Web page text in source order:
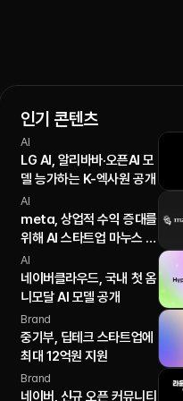
인기 콘텐츠
AI
LG AI, 알리바바·오픈AI 모
델 능가하는 K-엑사원 공개
AI
meta, 상업적 수익 증대를
위해 AI 스타트업 마누스 인
수
AI
네이버클라우드, 국내 첫 옴
니모달 AI 모델 공개
Brand
중기부, 딥테크 스타트업에
최대 12억원 지원
Brand
네이버, 신규 오픈 커뮤니티